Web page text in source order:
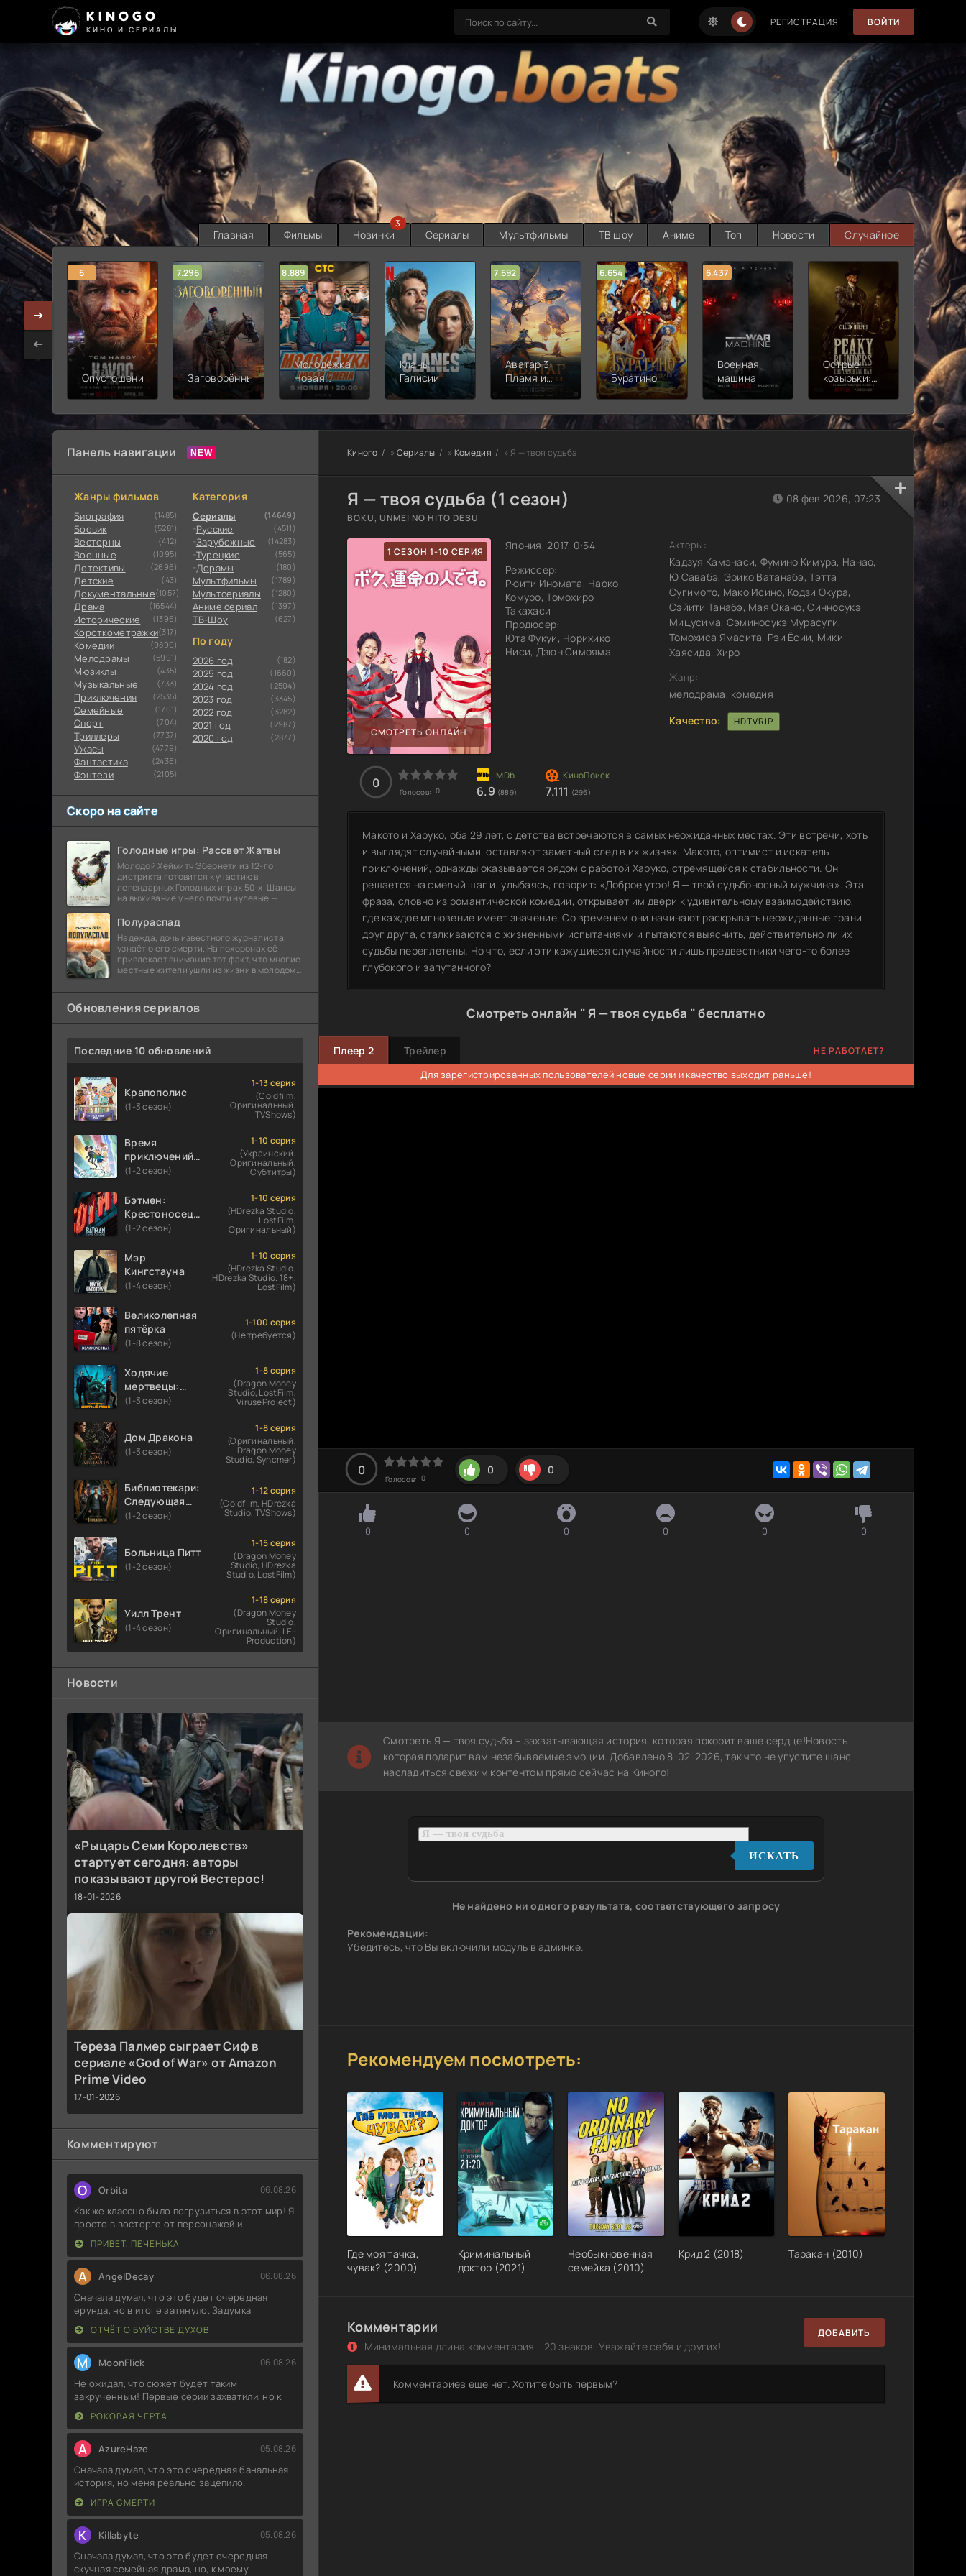
KINOGO
КИНО И СЕРИАЛЫ
РЕГИСТРАЦИЯ ВОЙТИ
Главная Фильмы Новинки
3
Сериалы Мультфильмы ТВ шоу Аниме Топ Новости Случайное
6
Опустошение
7.296
Заговорённый
8.889
Молодёжка:
Новая
смена
Кланы
Галисии
7.692
Аватар 3:
Пламя и
пепел
6.654
Буратино
6.437
Военная
машина
Острые
козырьки:
Бессмертный
7.187
2
Панель навигации
Жанры фильмов
Биография (1485)
Боевик (5281)
Вестерны (412)
Военные (1095)
Детективы (2696)
Детские (43)
Документальные(1057)
Драма (16544)
Исторические (1396)
Короткометражки(317)
Комедии (9890)
Мелодрамы (5991)
Мюзиклы (435)
Музыкальные (733)
Приключения (2535)
Семейные (1761)
Cпорт (704)
Триллеры (7737)
Ужасы (4779)
Фантастика (2436)
Фэнтези (2105)
Категория
Сериалы (14649)
Русские (4511)
Зарубежные (14283)
Турецкие (565)
Дорамы (180)
Мультфильмы (1789)
Мультсериалы (1280)
Аниме сериал (1397)
ТВ-Шоу (627)
По году
2026 год (182)
2025 год (1660)
2024 год (2504)
2023 год (3345)
2022 год (3282)
2021 год (2987)
2020 год (2877)
Скоро на сайте
Голодные игры: Рассвет Жатвы
Молодой Хеймитч Эбернети из 12-го
дистрикта готовится к участию в
легендарных Голодных играх 50-х. Шансы
на выживание у него почти нулевые —
победу еще сорок
Полураспад
Надежда, дочь известного журналиста,
узнаёт о его смерти. На похоронах её
привлекает внимание тот факт, что многие
местные жители ушли из жизни в молодом
бомбы
Обновления сериалов
Последние 10 обновлений
Крапополис
(1-3 сезон)
1-13 серия
(Coldfilm,
Оригинальный,
TVShows)
Время
приключений:
Фионна и Кейк
(1-2 сезон)
1-10 серия
(Украинский,
Оригинальный,
Субтитры)
Бэтмен:
Крестоносец в
плаще
(1-2 сезон)
1-10 серия
(HDrezka Studio,
LostFilm,
Оригинальный)
Мэр
Кингстауна
(1-4 сезон)
1-10 серия
(HDrezka Studio,
HDrezka Studio. 18+,
LostFilm)
Великолепная
пятёрка
(1-8 сезон)
1-100 серия
(Не требуется)
Ходячие
мертвецы:
Мертвый
(1-3 сезон)
1-8 серия
(Dragon Money
Studio, LostFilm,
ViruseProject)
Дом Дракона
(1-3 сезон)
1-8 серия
(Оригинальный,
Dragon Money
Studio, Syncmer)
Библиотекари:
Следующая
глава
(1-2 сезон)
1-12 серия
(Coldfilm, HDrezka
Studio, TVShows)
Больница Питт
(1-2 сезон)
1-15 серия
(Dragon Money
Studio, HDrezka
Studio, LostFilm)
Уилл Трент
(1-4 сезон)
1-18 серия
(Dragon Money
Studio,
Оригинальный, LE-
Production)
Новости
«Рыцарь Семи Королевств»
стартует сегодня: авторы
показывают другой Вестерос!
18-01-2026
Тереза Палмер сыграет Сиф в
сериале «God of War» от Amazon
Prime Video
17-01-2026
Комментируют
O Orbita 06.08.26
Как же классно было погрузиться в этот мир! Я
просто в восторге от персонажей и
ПРИВЕТ, ПЕЧЕНЬКА
A AngelDecay 06.08.26
Сначала думал, что это будет очередная
ерунда, но в итоге затянуло. Задумка
ОТЧЁТ О БУЙСТВЕ ДУХОВ
M MoonFlick 06.08.26
Не ожидал, что сюжет будет таким
закрученным! Первые серии захватили, но к
РОКОВАЯ ЧЕРТА
A AzureHaze 05.08.26
Сначала думал, что это очередная банальная
история, но меня реально зацепило.
ИГРА СМЕРТИ
K Killabyte 05.08.26
Сначала думал, что это будет очередная
скучная семейная драма, но, к моему
Киного » Сериалы » Комедия » Я — твоя судьба
Я — твоя судьба (1 сезон)
BOKU, UNMEI NO HITO DESU
1 СЕЗОН 1-10 СЕРИЯ
СМОТРЕТЬ ОНЛАЙН
Япония, 2017, 0:54
Режиссер:
Рюити Иномата, Наоко
Комуро, Томохиро
Такахаси
Продюсер:
Юта Фукуи, Норихико
Ниси, Дзюн Симояма
08 фев 2026, 07:23
Актеры:
Кадзуя Камэнаси, Фумино Кимура, Нанао,
Ю Савабэ, Эрико Ватанабэ, Тэтта
Сугимото, Мако Исино, Кодзи Окура,
Сэйити Танабэ, Мая Окано, Синносукэ
Мицусима, Сэминосукэ Мурасуги,
Томохиса Ямасита, Рэи Ёсии, Мики
Хаясида, Хиро
Жанр:
мелодрама, комедия
Качество:
HDTVRIP
0
Голосов: 0 6.9 (889) 7.111 (296)
Макото и Харуко, оба 29 лет, с детства встречаются в самых неожиданных местах. Эти встречи, хоть
и выглядят случайными, оставляют заметный след в их жизнях. Макото, оптимист и искатель
приключений, однажды оказывается рядом с работой Харуко, стремящейся к стабильности. Он
решается на смелый шаг и, улыбаясь, говорит: «Доброе утро! Я — твой судьбоносный мужчина». Эта
фраза, словно из романтической комедии, открывает им двери к удивительному взаимодействию,
где каждое мгновение имеет значение. Со временем они начинают раскрывать неожиданные грани
друг друга, сталкиваются с жизненными испытаниями и пытаются выяснить, действительно ли их
судьбы переплетены. Но что, если эти кажущиеся случайности лишь предвестники чего-то более
глубокого и запутанного?
Смотреть онлайн " Я — твоя судьба " бесплатно
Плеер 2 Трейлер НЕ РАБОТАЕТ?
Для зарегистрированных пользователей новые серии и качество выходит раньше!
0
Голосов: 0
0 0
0 0 0 0 0 0
Смотреть Я — твоя судьба – захватывающая история, которая покорит ваше сердце!Новость
которая подарит вам незабываемые эмоции. Добавлено 8-02-2026, так что не упустите шанс
насладиться свежим контентом прямо сейчас на Киного!
ИСКАТЬ
Не найдено ни одного результата, соответствующего запросу
Рекомендации:
Убедитесь, что Вы включили модуль в админке.
Рекомендуем посмотреть:
Где моя тачка,
чувак? (2000)
Криминальный
доктор (2021)
Необыкновенная
семейка (2010)
Крид 2 (2018) Таракан (2010)
Комментарии
Минимальная длина комментария - 20 знаков. Уважайте себя и других!
ДОБАВИТЬ
Комментариев еще нет. Хотите быть первым?